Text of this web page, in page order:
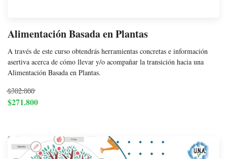
Alimentación Basada en Plantas
A través de este curso obtendrás herramientas concretas e información
asertiva acerca de cómo llevar y/o acompañar la transición hacia una
Alimentación Basada en Plantas.
$302.000
$271.800